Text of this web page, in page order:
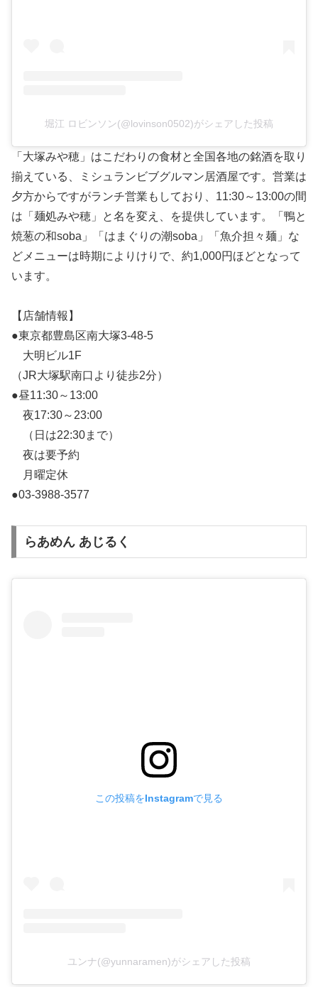
堀江 ロビンソン(@lovinson0502)がシェアした投稿
「大塚みや穂」はこだわりの食材と全国各地の銘酒を取り
揃えている、ミシュランビブグルマン居酒屋です。営業は
夕方からですがランチ営業もしており、11:30～13:00の間
は「麺処みや穂」と名を変え、を提供しています。「鴨と
焼葱の和soba」「はまぐりの潮soba」「魚介担々麺」な
どメニューは時期によりけりで、約1,000円ほどとなって
います。
【店舗情報】
●東京都豊島区南大塚3-48-5
大明ビル1F
（JR大塚駅南口より徒歩2分）
●昼11:30～13:00
夜17:30～23:00
（日は22:30まで）
夜は要予約
月曜定休
●03-3988-3577
らあめん あじるく
この投稿をInstagramで見る
ユンナ(@yunnaramen)がシェアした投稿